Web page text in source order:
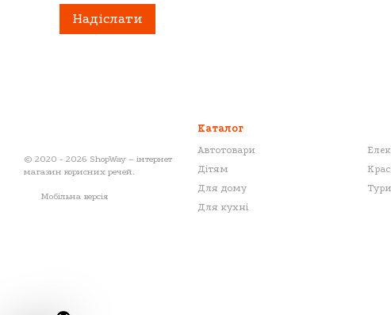
Надіслати
© 2020 - 2026 ShopWay – інтернет
магазин корисних речей.
Мобільна версія
Каталог
Автотовари
Дітям
Для дому
Для кухні